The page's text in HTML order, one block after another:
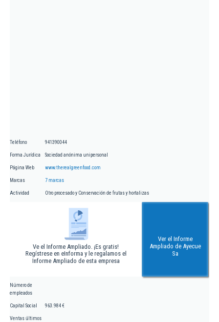
Teléfono 941390044
Forma Jurídica Sociedad anónima unipersonal
Página Web www.therealgreenfood.com
Marcas 7 marcas
Actividad Otro procesado y Conservación de frutas y hortalizas
Ve el Informe Ampliado. ¡Es gratis!
Regístrese en eInforma y le regalamos el
Informe Ampliado de esta empresa
Ver el Informe
Ampliado de Ayecue
Sa
Número de
empleados
Capital Social 963.984 €
Ventas últimos